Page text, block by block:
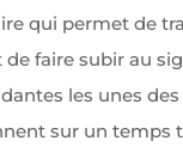
qui permet de
de faire subir au
les unes des
sur un temps